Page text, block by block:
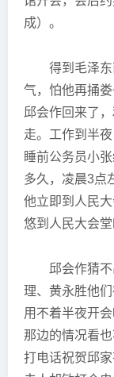
成）。
得到毛泽
气，怕他再捅
邱会作回来了
走。工作到半
睡前公务员小
多久，凌晨3点
他立即到人民
悠到人民大会堂
邱会作猜
理、黄永胜他
用不着半夜开
那边的情况看
打电话祝贺邱